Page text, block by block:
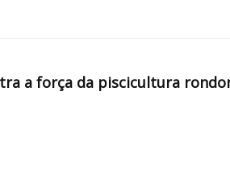
a força da piscicultura